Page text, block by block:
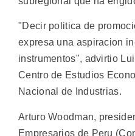
"Decir politica de
expresa una aspiracion
instrumentos", advirtio
Centro de Estudios
Nacional de Industrias.
Arturo Woodman,
Empresarios de Peru